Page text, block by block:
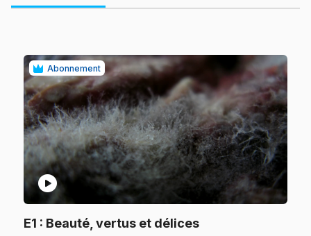
Abonnement
play_circle
E1 : Beauté, vertus et délices.